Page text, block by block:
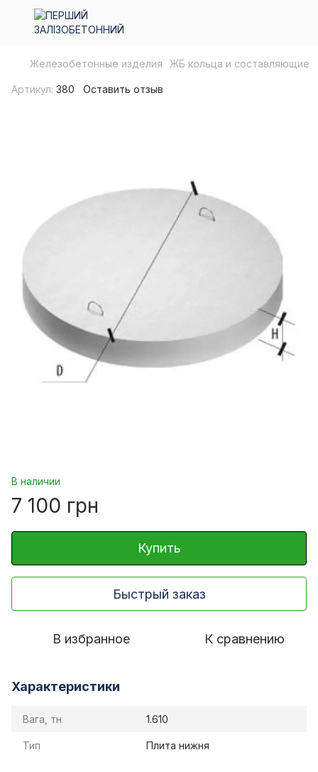
Железобетонные изделия ЖБ кольца и составляющие
Артикул: 380 Оставить отзыв
В наличии
7 100 грн
Купить
Быстрый заказ
В избранное К сравнению
Характеристики
Вага, тн 1.610
Тип Плита нижня